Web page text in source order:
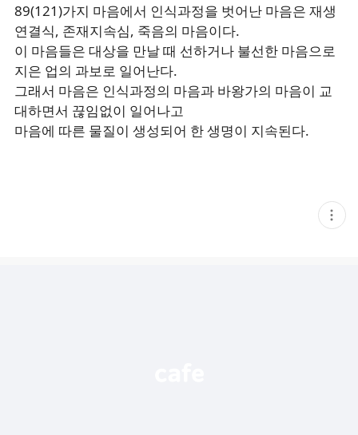
89(121)가지 마음에서 인식과정을 벗어난 마음은 재생
연결식, 존재지속심, 죽음의 마음이다.
이 마음들은 대상을 만날 때 선하거나 불선한 마음으로
지은 업의 과보로 일어난다.
그래서 마음은 인식과정의 마음과 바왕가의 마음이 교
대하면서 끊임없이 일어나고
마음에 따른 물질이 생성되어 한 생명이 지속된다.
현
재